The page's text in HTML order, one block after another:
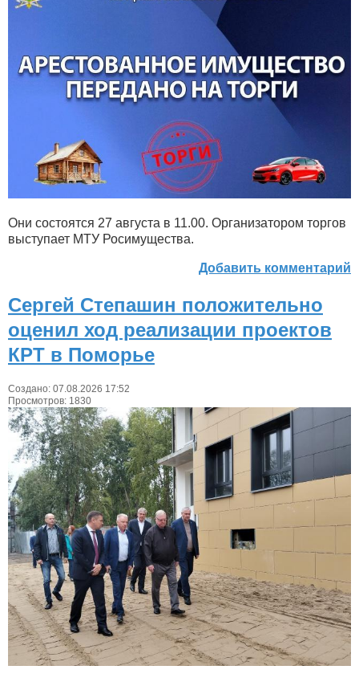
Они состоятся 27 августа в 11.00. Организатором торгов
выступает МТУ Росимущества.
Добавить комментарий
Сергей Степашин положительно
оценил ход реализации проектов
КРТ в Поморье
Создано: 07.08.2026 17:52
Просмотров: 1830